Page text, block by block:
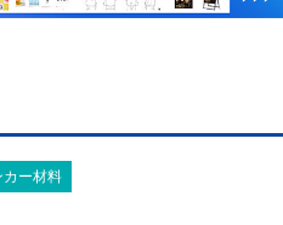
カー材料